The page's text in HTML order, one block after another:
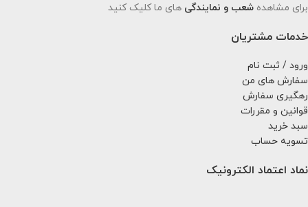
برای مشاهده شعب و نمایندگی های ما کلیک کنید
خدمات مشتریان
ورود / ثبت نام
سفارش های من
رهگیری سفارش
قوانین و مقررات
سبد خرید
تسویه حساب
نماد اعتماد الکترونیک